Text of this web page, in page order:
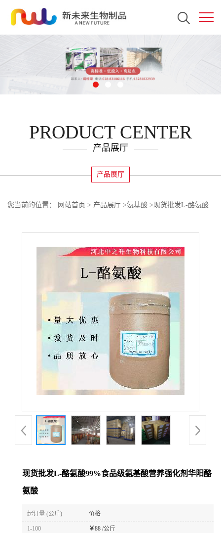
PRODUCT CENTER
产品展厅
产品展厅
您当前的位置： 网站首页 > 产品展厅 >氨基酸 >现货批发L-酪氨酸
现货批发L-酪氨酸99%食品级氨基酸营养强化剂华阳酪
氨酸
起订量 (公斤) 价格
1-100 ￥88 /公斤